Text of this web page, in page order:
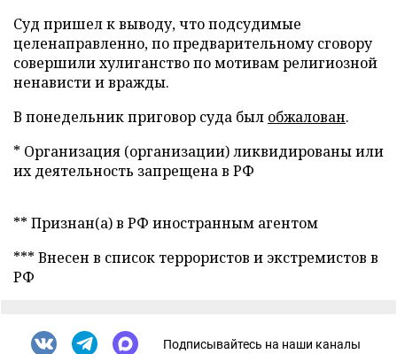
Суд пришел к выводу, что подсудимые
целенаправленно, по предварительному сговору
совершили хулиганство по мотивам религиозной
ненависти и вражды.
В понедельник приговор суда был обжалован.
* Организация (организации) ликвидированы или
их деятельность запрещена в РФ
** Признан(а) в РФ иностранным агентом
*** Внесен в список террористов и экстремистов в
РФ
Подписывайтесь на наши каналы